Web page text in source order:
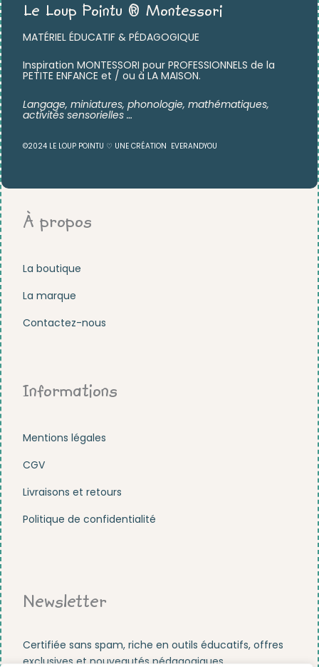
Le Loup Pointu ® Montessori
MATÉRIEL ÉDUCATIF & PÉDAGOGIQUE
Inspiration MONTESSORI pour PROFESSIONNELS de la
PETITE ENFANCE et / ou à LA MAISON.
Langage, miniatures, phonologie, mathématiques,
activités sensorielles …
©2024 LE LOUP POINTU ♡ UNE CRÉATION EVERANDYOU
À propos
La boutique
La marque
Contactez-nous
Informations
Mentions légales
CGV
Livraisons et retours
Politique de confidentialité
Newsletter
Certifiée sans spam, riche en outils éducatifs, offres
exclusives et nouveautés pédagogiques.